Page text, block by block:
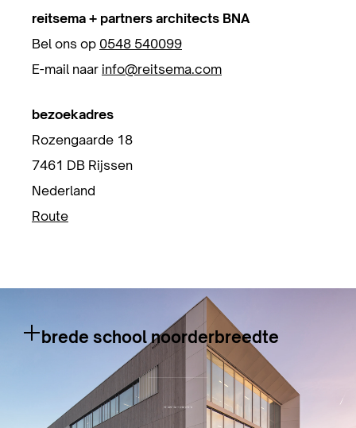
reitsema + partners architects BNA
Bel ons op 0548 540099
E-mail naar info@reitsema.com
bezoekadres
Rozengaarde 18
7461 DB Rijssen
Nederland
Route
brede school noorderbreedte